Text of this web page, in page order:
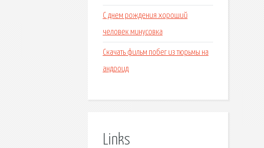
С днем рождения хороший
человек минусовка
Скачать фильм побег из тюрьмы на
андроид
Links